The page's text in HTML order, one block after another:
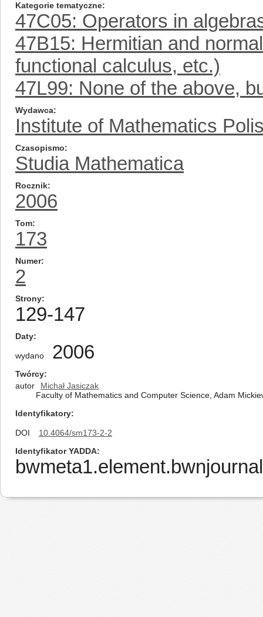
Kategorie tematyczne
47C05: Operators in
47B15: Hermitian and
functional calculus, etc.)
47L99: None of the above,
Wydawca
Institute of Mathematics
Czasopismo
Studia Mathematica
Rocznik
2006
Tom
173
Numer
2
Strony
129-147
Daty
wydano 2006
Twórcy
autor
Michał Jasiczak
Faculty of Mathematics and Computer Science, Adam
Identyfikatory
DOI
10.4064/sm173-2-2
Identyfikator YADDA